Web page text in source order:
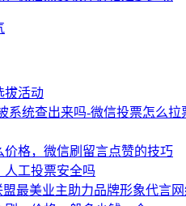
活动
系统查出来吗-微信投票怎么拉
格，微信刷留言点赞的技巧
人工投票安全吗
盟最美业主助力品牌形象代言